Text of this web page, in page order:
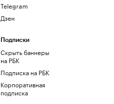
Telegram
Дзен
Подписки
Скрыть баннеры
на РБК
Подписка на РБК
Корпоративная
подписка